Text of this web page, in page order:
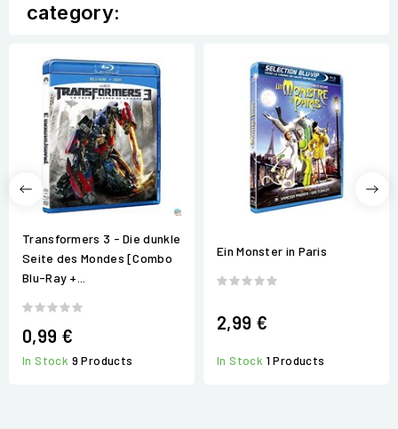
category:
Transformers 3 - Die dunkle
Seite des Mondes [Combo
Blu-Ray +...
0,99 €
In Stock 9 Products
Ein Monster in Paris
2,99 €
In Stock 1 Products